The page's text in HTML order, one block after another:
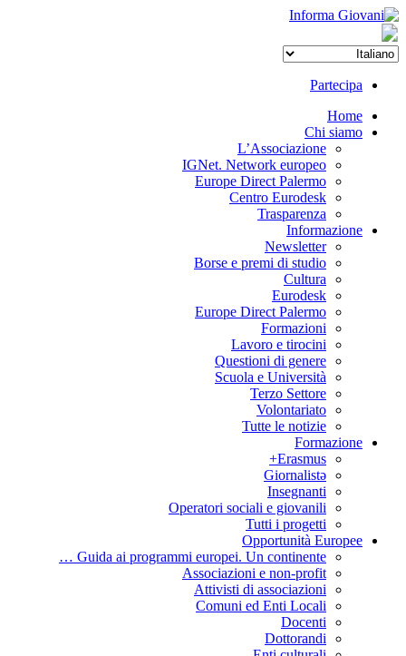
Partecipa
Home
Chi siamo
L’Associazione
IGNet. Network europeo
Europe Direct Palermo
Centro Eurodesk
Trasparenza
Informazione
Newsletter
Borse e premi di studio
Cultura
Eurodesk
Europe Direct Palermo
Formazioni
Lavoro e tirocini
Questioni di genere
Scuola e Università
Terzo Settore
Volontariato
Tutte le notizie
Formazione
Erasmus+
Giornalistə
Insegnanti
Operatori sociali e giovanili
Tutti i progetti
Opportunità Europee
Guida ai programmi europei. Un continente …
Associazioni e non-profit
Attivisti di associazioni
Comuni ed Enti Locali
Docenti
Dottorandi